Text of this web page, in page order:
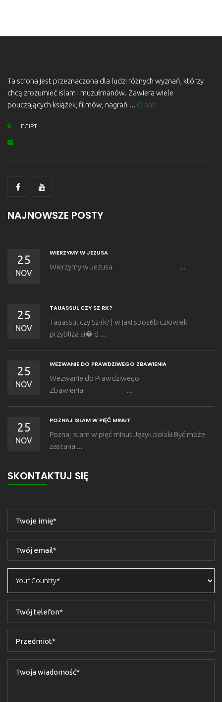
Ta strona jest przeznaczona dla ludzi różnych wyznań, którzy
chcą zrozumieć islam i muzułmanów. Zawiera wiele
pouczających książek, filmów, nagrań ... O nas
EGIPT
NAJNOWSZE POSTY
25
NOV
WIERZYMY W JEZUSA
Wierzymy w Jezusa ...
25
NOV
TAUASSUL CZY SZ·RK?
Tauassul czy Sz·rk? [ w jaki spos6b cziowiek
przybliza si� d ...
25
NOV
WEZWANIE DO PRAWDZIWEGO ZBAWIENIA
Wezwanie do Prawdziwego
Zbawienia ...
25
NOV
POZNAJ ISLAM W PIĘĆ MINUT
Poznaj islam w pięć minut Język polski Być może
zastana ...
SKONTAKTUJ SIĘ